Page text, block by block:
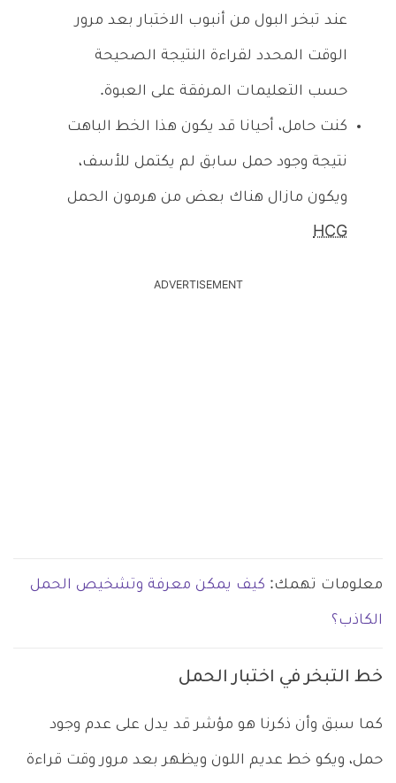
عند تبخر البول من أنبوب الاختبار بعد مرور
الوقت المحدد لقراءة النتيجة الصحيحة
حسب التعليمات المرفقة على العبوة.
كنت حامل، أحيانا قد يكون هذا الخط الباهت
نتيجة وجود حمل سابق لم يكتمل للأسف،
ويكون مازال هناك بعض من هرمون الحمل
HCG
ADVERTISEMENT
معلومات تهمك: كيف يمكن معرفة وتشخيص الحمل
الكاذب؟
خط التبخر في اختبار الحمل
كما سبق وأن ذكرنا هو مؤشر قد يدل على عدم وجود
حمل، ويكو خط عديم اللون ويظهر بعد مرور وقت قراءة